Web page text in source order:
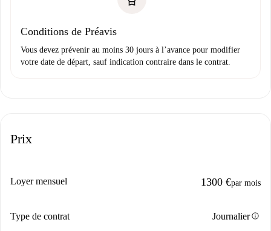
Conditions de Préavis
Vous devez prévenir au moins 30 jours à l’avance pour modifier
votre date de départ, sauf indication contraire dans le contrat.
Prix
Loyer mensuel 1300 €par mois
Type de contrat Journalierinfo